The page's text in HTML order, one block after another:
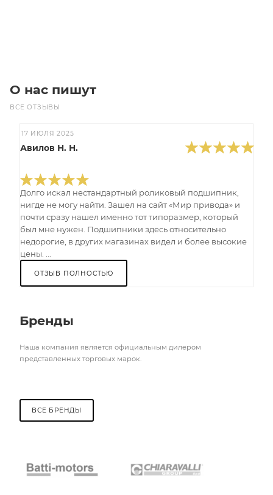
О нас пишут
ВСЕ ОТЗЫВЫ
17 ИЮЛЯ 2025
Авилов Н. Н.
Долго искал нестандартный роликовый подшипник,
нигде не могу найти. Зашел на сайт «Мир привода» и
почти сразу нашел именно тот типоразмер, который
был мне нужен. Подшипники здесь относительно
недорогие, в других магазинах видел и более высокие
цены. ...
ОТЗЫВ ПОЛНОСТЬЮ
Бренды
Наша компания является официальным дилером
представленных торговых марок.
ВСЕ БРЕНДЫ